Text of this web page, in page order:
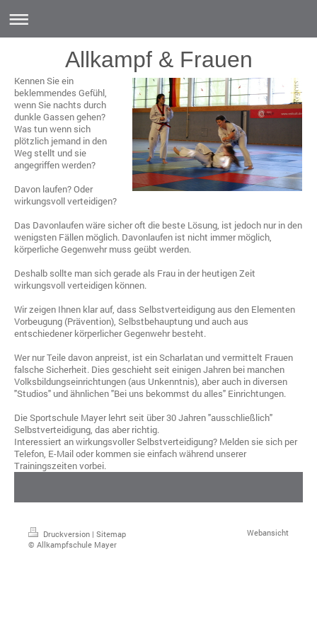
Allkampf & Frauen
Kennen Sie ein
beklemmendes Gefühl,
wenn Sie nachts durch
dunkle Gassen gehen?
Was tun wenn sich
plötzlich jemand in den
Weg stellt und sie
angegriffen werden?
Davon laufen? Oder
wirkungsvoll verteidigen?
Das Davonlaufen wäre sicher oft die beste Lösung, ist jedoch nur in den
wenigsten Fällen möglich. Davonlaufen ist nicht immer möglich,
körperliche Gegenwehr muss geübt werden.
Deshalb sollte man sich gerade als Frau in der heutigen Zeit
wirkungsvoll verteidigen können.
Wir zeigen Ihnen klar auf, dass Selbstverteidigung aus den Elementen
Vorbeugung (Prävention), Selbstbehauptung und auch aus
entschiedener körperlicher Gegenwehr besteht.
Wer nur Teile davon anpreist, ist ein Scharlatan und vermittelt Frauen
falsche Sicherheit. Dies geschieht seit einigen Jahren bei manchen
Volksbildungseinrichtungen (aus Unkenntnis), aber auch in diversen
"Studios" und ähnlichen "Bei uns bekommst du alles" Einrichtungen.
Die Sportschule Mayer lehrt seit über 30 Jahren "ausschließlich"
Selbstverteidigung, das aber richtig.
Interessiert an wirkungsvoller Selbstverteidigung? Melden sie sich per
Telefon, E-Mail oder kommen sie einfach während unserer
Trainingszeiten vorbei.
Druckversion | Sitemap
© Allkampfschule Mayer
Webansicht